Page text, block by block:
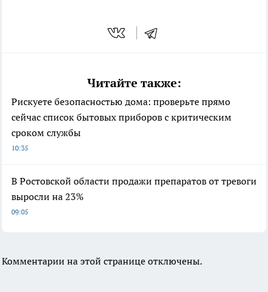
Читайте также:
Рискуете безопасностью дома: проверьте прямо
сейчас список бытовых приборов с критическим
сроком службы
10:35
В Ростовской области продажи препаратов от тревоги
выросли на 23%
09:05
Комментарии на этой странице отключены.